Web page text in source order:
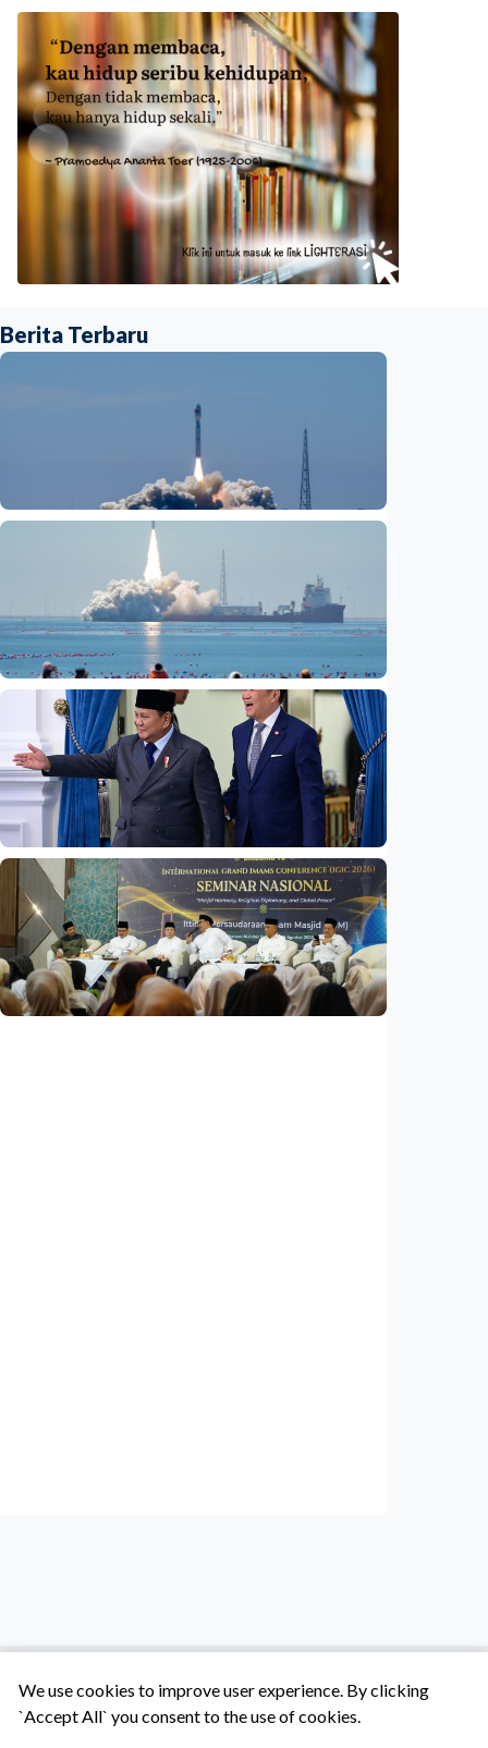
Berita Terbaru
Fokus Berita – Lampung-1, satelit AI
Hiperspektral pertama Indonesia, berhasil
diluncurkan ke orbit
Indonesia•05 Aug 2026
Nasional
Satelit Lampung-1 untuk petani, nelayan,
hingga mitigasi bencana
Indonesia •05 Aug 2026
Nasional
Indonesia dan Tailan perkuat kemitraan
strategis
Indonesia •04 Aug 2026
We use cookies to improve user experience. By clicking
`Accept All` you consent to the use of cookies.